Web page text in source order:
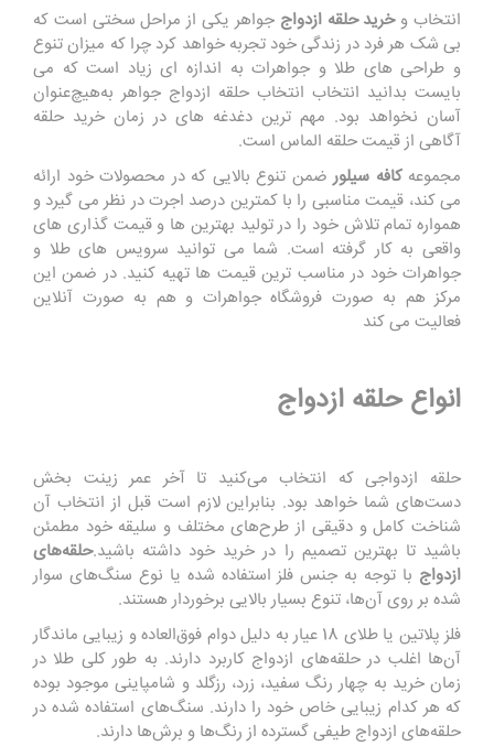
انتخاب و خرید حلقه ازدواج جواهر یکی از مراحل سختی است که
بی شک هر فرد در زندگی خود تجربه خواهد کرد چرا که میزان تنوع
و طراحی های طلا و جواهرات به اندازه ای زیاد است که می
بایست بدانید انتخاب انتخاب حلقه ازدواج جواهر به‌هیچ‌عنوان
آسان نخواهد بود. مهم ترین دغدغه های در زمان خرید حلقه
آگاهی از قیمت حلقه الماس است.
مجموعهکافه سیلور ضمن تنوع بالایی که در محصولات خود ارائه
می کند، قیمت مناسبی را با کمترین درصد اجرت در نظر می گیرد و
همواره تمام تلاش خود را در تولید بهترین ها و قیمت گذاری های
واقعی به کار گرفته است. شما می توانید سرویس های طلا و
جواهرات خود در مناسب ترین قیمت ها تهیه کنید. در ضمن این
مرکز هم به صورت فروشگاه جواهرات و هم به صورت آنلاین
فعالیت می کند
انواع حلقه ازدواج
حلقه ازدواجی که انتخاب می‌کنید تا آخر عمر زینت بخش
دست‌های شما خواهد بود. بنابراین لازم است قبل از انتخاب آن
شناخت کامل و دقیقی از طرح‌های مختلف و سلیقه خود مطمئن
باشید تا بهترین تصمیم را در خرید خود داشته باشید.حلقه‌های
ازدواج با توجه به جنس فلز استفاده شده یا نوع سنگ‌های سوار
شده بر روی آن‌ها، تنوع بسیار بالایی برخوردار هستند.
فلز پلاتین یا طلای 18 عیار به دلیل دوام فوق‌العاده و زیبایی ماندگار
آن‌ها اغلب در حلقه‌های ازدواج کاربرد دارند. به طور کلی طلا در
زمان خرید به چهار رنگ سفید، زرد، رزگلد و شامپاینی موجود بوده
که هر کدام زیبایی خاص خود را دارند. سنگ‌های استفاده شده در
حلقه‌های ازدواج طیفی گسترده از رنگ‌ها و برش‌ها دارند.